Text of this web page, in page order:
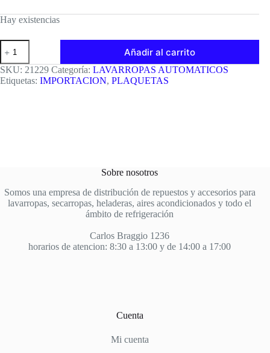
Hay existencias
PLAQUETA
GAFA
7500-
6500
ELECTROLUX
Añadir al carrito
SKU: 21229 Categoría: LAVARROPAS AUTOMATICOS
Etiquetas: IMPORTACION, PLAQUETAS
Sobre nosotros
Somos una empresa de distribución de repuestos y accesorios para
lavarropas, secarropas, heladeras, aires acondicionados y todo el
ámbito de refrigeración
Carlos Braggio 1236
horarios de atencion: 8:30 a 13:00 y de 14:00 a 17:00
Cuenta
Mi cuenta